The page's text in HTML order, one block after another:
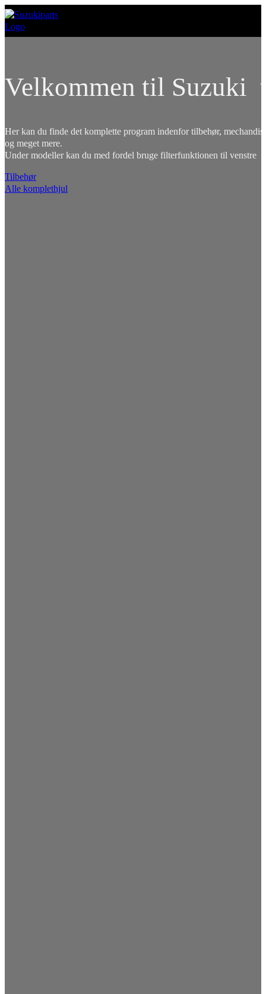
Velkommen til Suzuki
Her kan du finde det komplette program indenfor tilbehør,
og meget mere.
Under modeller kan du med fordel bruge filterfunktionen til venstre
Tilbehør
Alle komplethjul